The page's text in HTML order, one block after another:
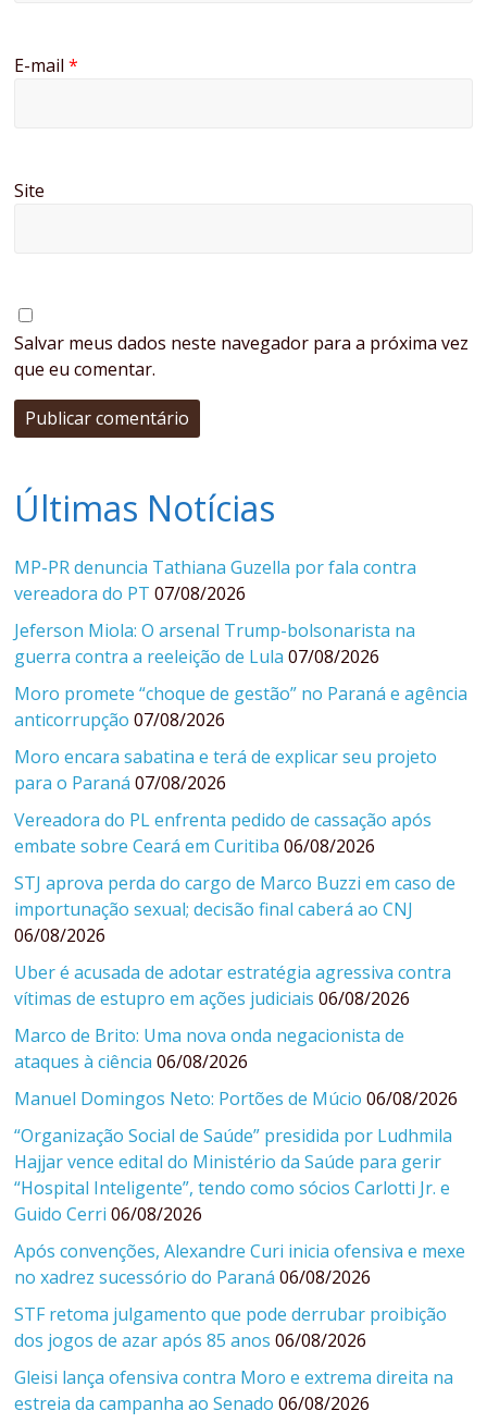
E-mail*
Site
Salvar meus dados neste navegador para a próxima vez
que eu comentar.
Últimas Notícias
MP-PR denuncia Tathiana Guzella por fala contra
vereadora do PT 07/08/2026
Jeferson Miola: O arsenal Trump-bolsonarista na
guerra contra a reeleição de Lula 07/08/2026
Moro promete “choque de gestão” no Paraná e agência
anticorrupção 07/08/2026
Moro encara sabatina e terá de explicar seu projeto
para o Paraná 07/08/2026
Vereadora do PL enfrenta pedido de cassação após
embate sobre Ceará em Curitiba 06/08/2026
STJ aprova perda do cargo de Marco Buzzi em caso de
importunação sexual; decisão final caberá ao CNJ
06/08/2026
Uber é acusada de adotar estratégia agressiva contra
vítimas de estupro em ações judiciais 06/08/2026
Marco de Brito: Uma nova onda negacionista de
ataques à ciência 06/08/2026
Manuel Domingos Neto: Portões de Múcio 06/08/2026
“Organização Social de Saúde” presidida por Ludhmila
Hajjar vence edital do Ministério da Saúde para gerir
“Hospital Inteligente”, tendo como sócios Carlotti Jr. e
Guido Cerri 06/08/2026
Após convenções, Alexandre Curi inicia ofensiva e mexe
no xadrez sucessório do Paraná 06/08/2026
STF retoma julgamento que pode derrubar proibição
dos jogos de azar após 85 anos 06/08/2026
Gleisi lança ofensiva contra Moro e extrema direita na
estreia da campanha ao Senado 06/08/2026